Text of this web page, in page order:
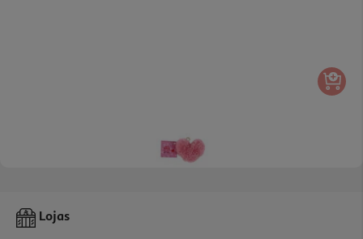
Porta Chaves Auchan Pendente Coração
Lojas